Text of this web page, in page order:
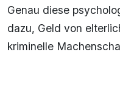
Genau diese
dazu, Geld von
kriminelle